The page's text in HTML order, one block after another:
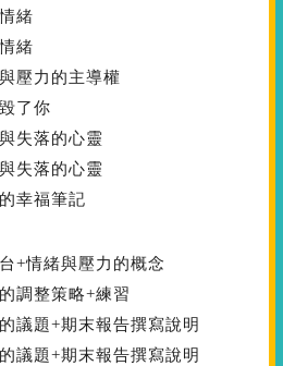
緒
緒
壓力的主導權
了你
失落的心靈
失落的心靈
幸福筆記
+情緒與壓力的概念
調整策略+練習
議題+期末報告撰寫說明
議題+期末報告撰寫說明